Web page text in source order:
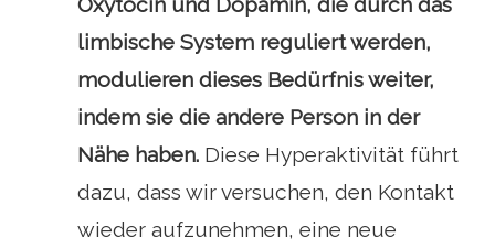
Oxytocin und Dopamin, die durch das
limbische System reguliert werden,
modulieren dieses Bedürfnis weiter,
indem sie die andere Person in der
Nähe haben. Diese Hyperaktivität führt
dazu, dass wir versuchen, den Kontakt
wieder aufzunehmen, eine neue